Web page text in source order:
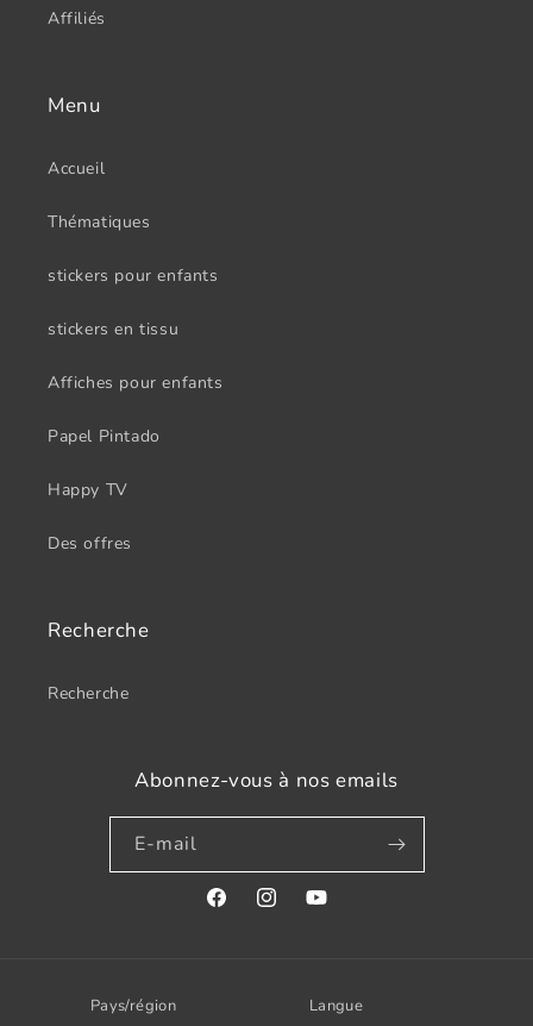
Affiliés
Menu
Accueil
Thématiques
stickers pour enfants
stickers en tissu
Affiches pour enfants
Papel Pintado
Happy TV
Des offres
Recherche
Recherche
Abonnez-vous à nos emails
E-mail
FacebookInstagramYouTube
Pays/région Langue